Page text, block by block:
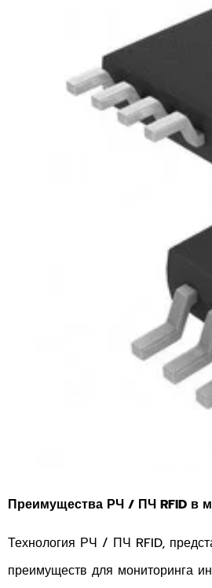
Преимущества РЧ / ПЧ RFID в
Технология РЧ / ПЧ RFID,
преимуществ для мониторинга